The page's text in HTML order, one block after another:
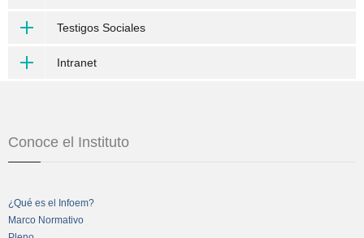
Testigos Sociales
Intranet
Conoce el Instituto
¿Qué es el Infoem?
Marco Normativo